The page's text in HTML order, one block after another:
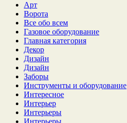
Арт
Ворота
Все обо всем
Газовое оборудование
Главная категория
Декор
Дизайн
Дизайн
Заборы
Инструменты и оборудование
Интересное
Интерьер
Интерьеры